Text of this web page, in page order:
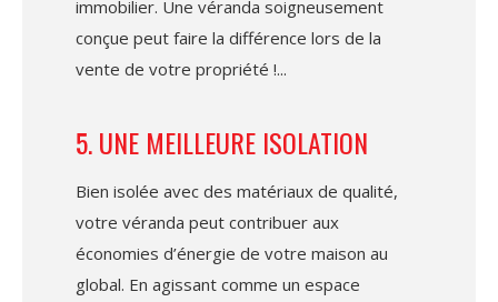
immobilier. Une véranda soigneusement
conçue peut faire la différence lors de la
vente de votre propriété !
5. UNE MEILLEURE ISOLATION
Bien isolée avec des matériaux de qualité,
votre véranda peut contribuer aux
économies d’énergie de votre maison au
global. En agissant comme un espace